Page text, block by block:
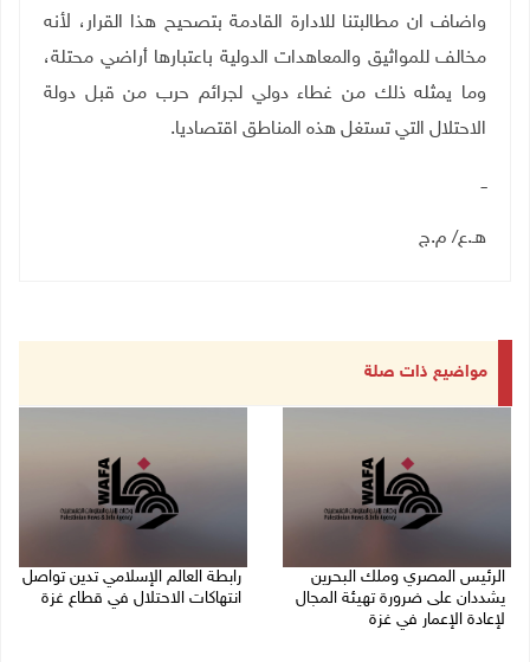
واضاف ان مطالبتنا للادارة القادمة بتصحيح هذا القرار، لأنه
مخالف للمواثيق والمعاهدات الدولية باعتبارها أراضي محتلة،
وما يمثله ذلك من غطاء دولي لجرائم حرب من قبل دولة
الاحتلال التي تستغل هذه المناطق اقتصاديا.
ــ
هـ.ع/ م.ج
مواضيع ذات صلة
الرئيس المصري وملك البحرين
يشددان على ضرورة تهيئة المجال
لإعادة الإعمار في غزة
رابطة العالم الإسلامي تدين تواصل
انتهاكات الاحتلال في قطاع غزة